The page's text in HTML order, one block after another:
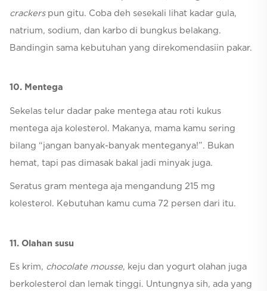
crackers pun gitu. Coba deh sesekali lihat kadar gula,
natrium, sodium, dan karbo di bungkus belakang.
Bandingin sama kebutuhan yang direkomendasiin pakar.
10. Mentega
Sekelas telur dadar pake mentega atau roti kukus
mentega aja kolesterol. Makanya, mama kamu sering
bilang “jangan banyak-banyak menteganya!”. Bukan
hemat, tapi pas dimasak bakal jadi minyak juga.
Seratus gram mentega aja mengandung 215 mg
kolesterol. Kebutuhan kamu cuma 72 persen dari itu.
11. Olahan susu
Es krim, chocolate mousse, keju dan yogurt olahan juga
berkolesterol dan lemak tinggi. Untungnya sih, ada yang